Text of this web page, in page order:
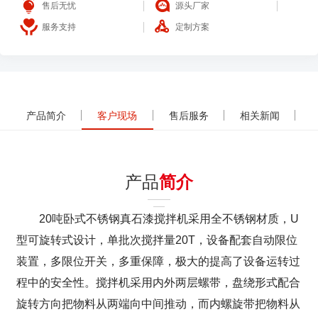
售后无忧 源头厂家
服务支持 定制方案
产品简介 客户现场 售后服务 相关新闻
产品简介
20吨卧式不锈钢真石漆搅拌机采用全不锈钢材质，U
型可旋转式设计，单批次搅拌量20T，设备配套自动限位
装置，多限位开关，多重保障，极大的提高了设备运转过
程中的安全性。搅拌机采用内外两层螺带，盘绕形式配合
旋转方向把物料从两端向中间推动，而内螺旋带把物料从